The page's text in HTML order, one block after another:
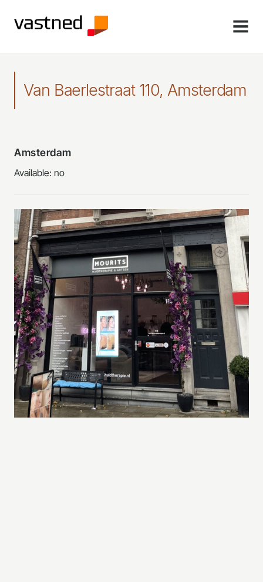
MENU
Van Baerlestraat 110, Amsterdam
Amsterdam
Available: no